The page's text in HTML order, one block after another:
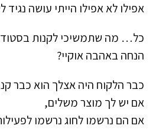
אפילו לא אפילו הייתי עושה
הנחה באהבה אוקיי?
כבר הלקוח היה אצלך הוא כבר
אם יש לך מוצר משלים,
אם הם נרשמו לחוג נרשמו